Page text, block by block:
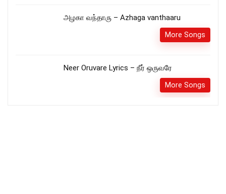
அழகா வந்தாரு – Azhaga vanthaaru
More Songs
Neer Oruvare Lyrics – நீர் ஒருவரே
More Songs